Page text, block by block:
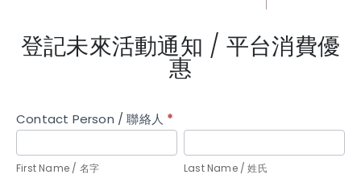
登記未來活動通知 / 平台消費優
惠
Pre-
registration
Contact Person / 聯絡人 *
First
Name
/
First Name / 名字
Last
Name
/Last Name / 姓氏
If you
are
human,
leave